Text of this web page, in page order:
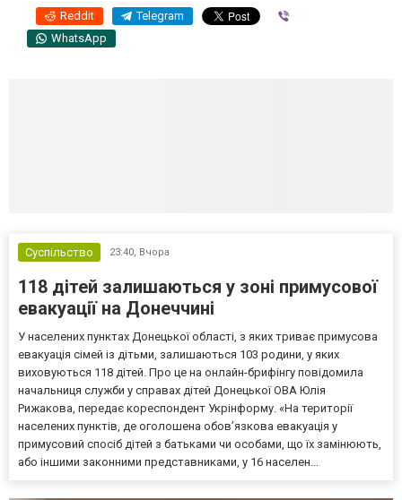
Reddit Telegram
WhatsApp
Суспільство 23:40, Вчора
118 дітей залишаються у зоні примусової
евакуації на Донеччині
У населених пунктах Донецької області, з яких триває примусова
евакуація сімей із дітьми, залишаються 103 родини, у яких
виховуються 118 дітей. Про це на онлайн-брифінгу повідомила
начальниця служби у справах дітей Донецької ОВА Юлія
Рижакова, передає кореспондент Укрінформу. «На території
населених пунктів, де оголошена обов’язкова евакуація у
примусовий спосіб дітей з батьками чи особами, що їх замінюють,
або іншими законними представниками, у 16 населен...